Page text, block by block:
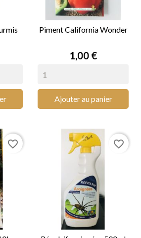
Piment California Wonder
Prix
1,00 €
Ajouter au panier
favorite_border favorite_border